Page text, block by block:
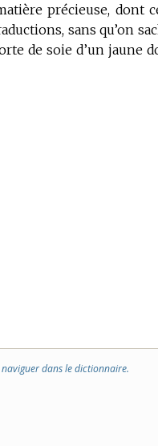
précieuse, dont
sans qu’on
de soie d’un jaune
dans le dictionnaire.